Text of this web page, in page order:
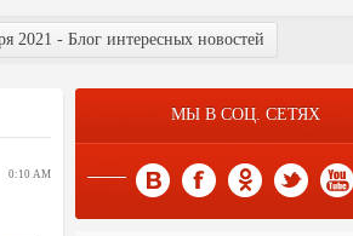
2021 - Блог интересных новостей
0:10 AM
МЫ В СОЦ. СЕТЯХ